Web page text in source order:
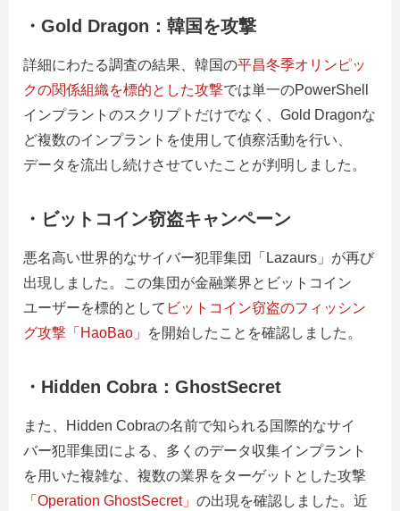
・Gold Dragon ：韓国を攻撃
詳細にわたる調査の結果、韓国の平昌冬季オリンピッ
クの関係組織を標的とした攻撃では単一のPowerShell
インプラントのスクリプトだけでなく、Gold Dragonな
ど複数のインプラントを使用して偵察活動を行い、
データを流出し続けさせていたことが判明しました。
・ビットコイン窃盗キャンペーン
悪名高い世界的なサイバー犯罪集団「Lazaurs」が再び
出現しました。この集団が金融業界とビットコイン
ユーザーを標的として ビットコイン窃盗のフィッシン
グ攻撃「HaoBao」
を開始したことを確認しました。
・Hidden Cobra：GhostSecret
また、Hidden Cobraの名前で知られる国際的なサイ
バー犯罪集団による、多くのデータ収集インプラント
を用いた複雑な、複数の業界をターゲットとした攻撃
「Operation GhostSecret」 の出現を確認しました。近